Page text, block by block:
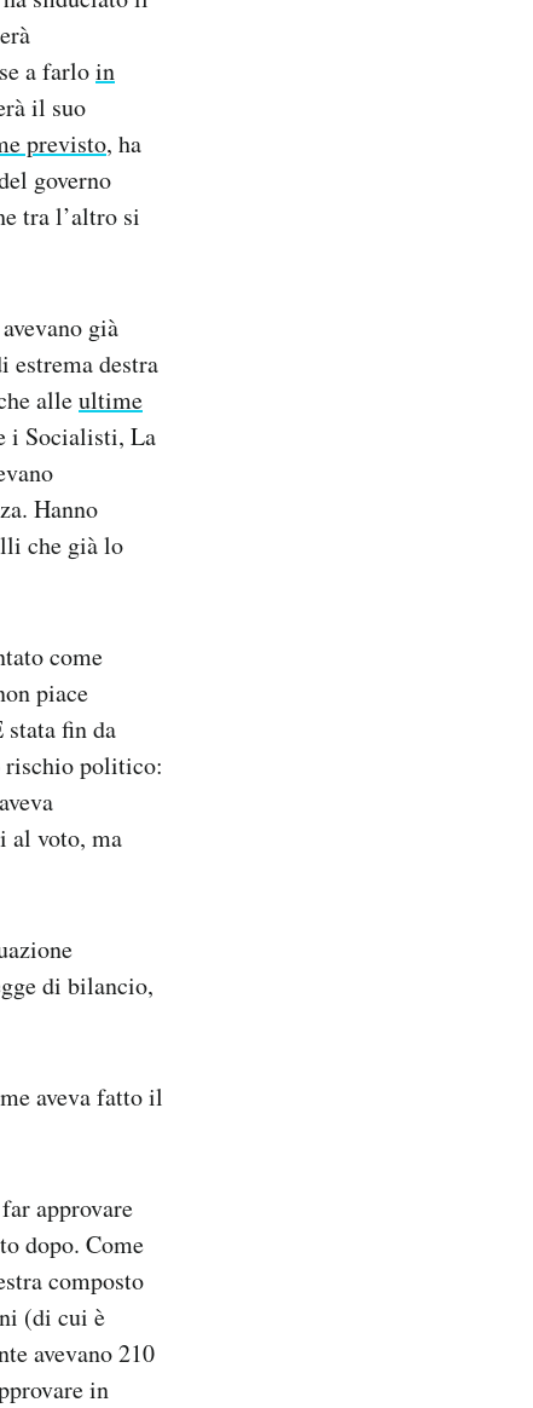
a farloin
il suo
previsto, ha
governo
tra l’altro si
già
estrema destra
alleultime
i Socialisti, La
Hanno
che già lo
come
piace
stata fin da
rischio politico:
al voto, ma
di bilancio,
aveva fatto il
approvare
dopo. Come
composto
(di cui è
avevano 210
in